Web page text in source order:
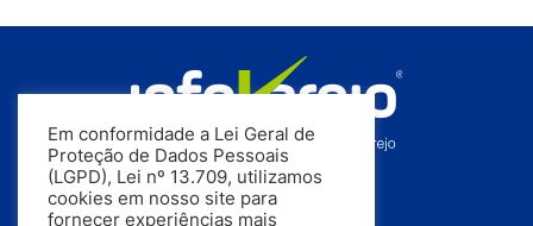
Em conformidade a Lei Geral de
Proteção de Dados Pessoais
(LGPD), Lei nº 13.709, utilizamos
cookies em nosso site para
fornecer experiências mais